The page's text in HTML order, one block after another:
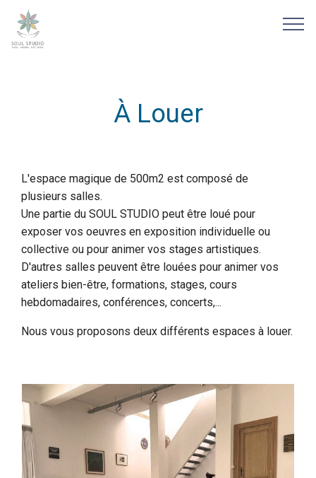
À Louer
L'espace magique de 500m2 est composé de
plusieurs salles.
Une partie du SOUL STUDIO peut être loué pour
exposer vos oeuvres en exposition individuelle ou
collective ou pour animer vos stages artistiques.
D'autres salles peuvent être louées pour animer vos
ateliers bien-être, formations, stages, cours
hebdomadaires, conférences, concerts,...
Nous vous proposons deux différents espaces à louer.